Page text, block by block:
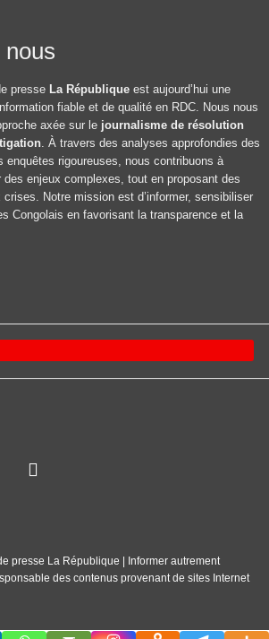
presse La République est aujourd’hui une
fiable et de qualité en RDC. Nous nous
axée sur le journalisme de résolution
. À travers des analyses approfondies des
enquêtes rigoureuses, nous contribuons à
enjeux complexes, tout en proposant des
Notre mission est d’informer, sensibiliser
Congolais en favorisant la transparence et la
presse La République | Informer autrement
des contenus provenant de sites Internet